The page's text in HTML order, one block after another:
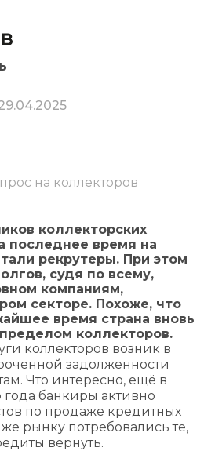
на коллекторов
коллекторских
последнее время на
рекрутеры. При этом
судя по всему,
компаниям,
секторе. Похоже, что
время страна вновь
коллекторов.
коллекторов возник в
задолженности
Что интересно, ещё в
банкиры активно
по продаже кредитных
рынку потребовались те,
вернуть.